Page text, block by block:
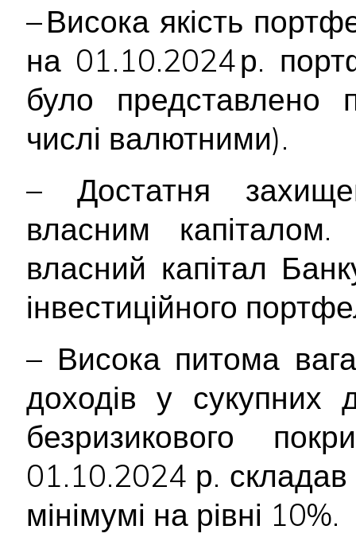
– Висока якість
на 01.10.2024 р.
було
числі валютними).
– Достатня
власним
власний капітал
інвестиційного
– Висока питома вага
доходів у сукупних
безризикового
01.10.2024 р.
мінімумі на рівні 10%.